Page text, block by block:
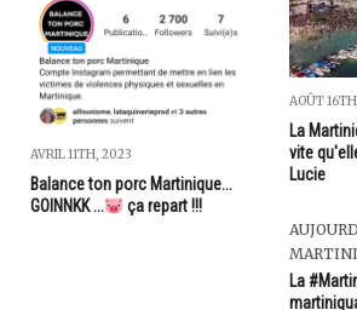
AVRIL 11TH, 2023
Balance ton porc Martinique...
GOINNKK ...
ça repart !!!
AOÛT
La
vite
Lucie
La